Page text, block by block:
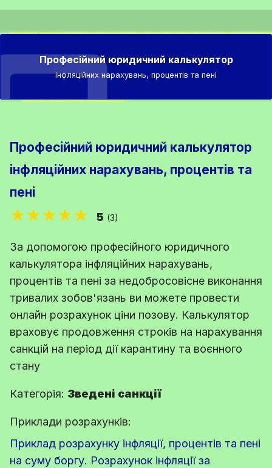
Професійний юридичний калькулятор
інфляційних нарахувань, процентів та пені
Професійний юридичний калькулятор
інфляційних нарахувань, процентів та
пені
★★★★★ 5 (3)
За допомогою професійного юридичного
калькулятора інфляційних нарахувань,
процентів та пені за недобросовісне виконання
тривалих зобов'язань ви можете провести
онлайн розрахунок ціни позову. Калькулятор
враховує продовження строків на нарахування
санкцій на період дії карантину та воєнного
стану
Категорія: Зведені санкції
Приклади розрахунків:
Приклад розрахунку інфляції, процентів та пені
на суму боргу. Розрахунок інфляції за